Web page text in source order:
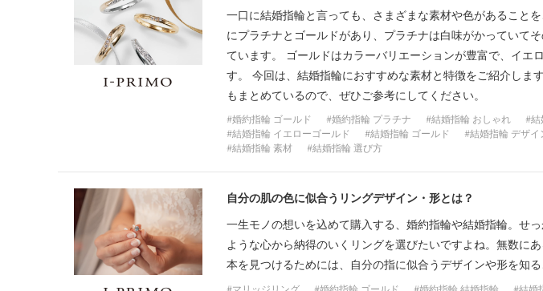
一口に結婚指輪と言っても、さまざまな素材や色があること
にプラチナとゴールドがあり、プラチナは白味がかっていて
ています。 ゴールドはカラーバリエーションが豊富で、イエ
す。 今回は、結婚指輪におすすめな素材と特徴をご紹介しま
もまとめているので、ぜひご参考にしてください。
婚約指輪 ゴールド 婚約指輪 プラチナ 結婚指輪 おしゃれ
結
結婚指輪 イエローゴールド
結婚指輪 ゴールド 結婚指輪 デザイ
結婚指輪 素材
結婚指輪 選び方
自分の肌の色に似合うリングデザイン・形とは？
一生モノの想いを込めて購入する、婚約指輪や結婚指輪。せ
ような心から納得のいくリングを選びたいですよね。無数に
本を見つけるためには、自分の指に似合うデザインや形を知る